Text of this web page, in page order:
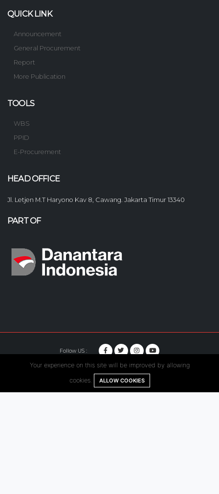
QUICK LINK
Announcement
General Procurement
Report
More Publication
TOOLS
WBS
PPID
E-Procurement
HEAD OFFICE
Jl. Letjen M.T Haryono Kav 8, Cawang. Jakarta Timur 13340
PART OF
Follow US :
© Copyright 2020. Hutama Karya All Rights Reserved.
Your experience on this site will be improved by allowing
cookies. ALLOW COOKIES